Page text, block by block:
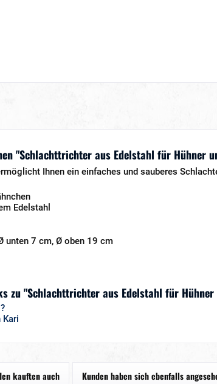
"Schlachttrichter aus Edelstahl für Hühner
Ihnen ein einfaches und sauberes
Edelstahl
unten 7 cm, Ø oben 19 cm
zu "Schlachttrichter aus Edelstahl für Hühner
Kari
kauften auch Kunden haben sich ebenfalls